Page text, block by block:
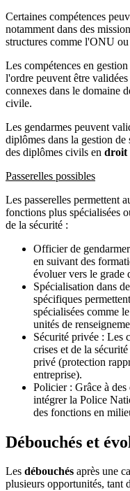
Certaines compétences
notamment dans des
structures comme l'ONU
Les compétences en
l'ordre peuvent être
connexes dans le domaine
civile.
Les gendarmes peuvent
diplômes dans la gestion de
des diplômes civils en droit
Passerelles possibles
Les passerelles permettent
fonctions plus spécialisées
de la sécurité :
Officier de
en suivant des
évoluer vers le grade
Spécialisation dans
spécifiques
spécialisées comme
unités de
Sécurité privée : Les
crises et de la
privé (protection
entreprise).
Policier : Grâce à
intégrer la Police
des fonctions en
Débouchés et
Les débouchés après une
plusieurs opportunités, tant